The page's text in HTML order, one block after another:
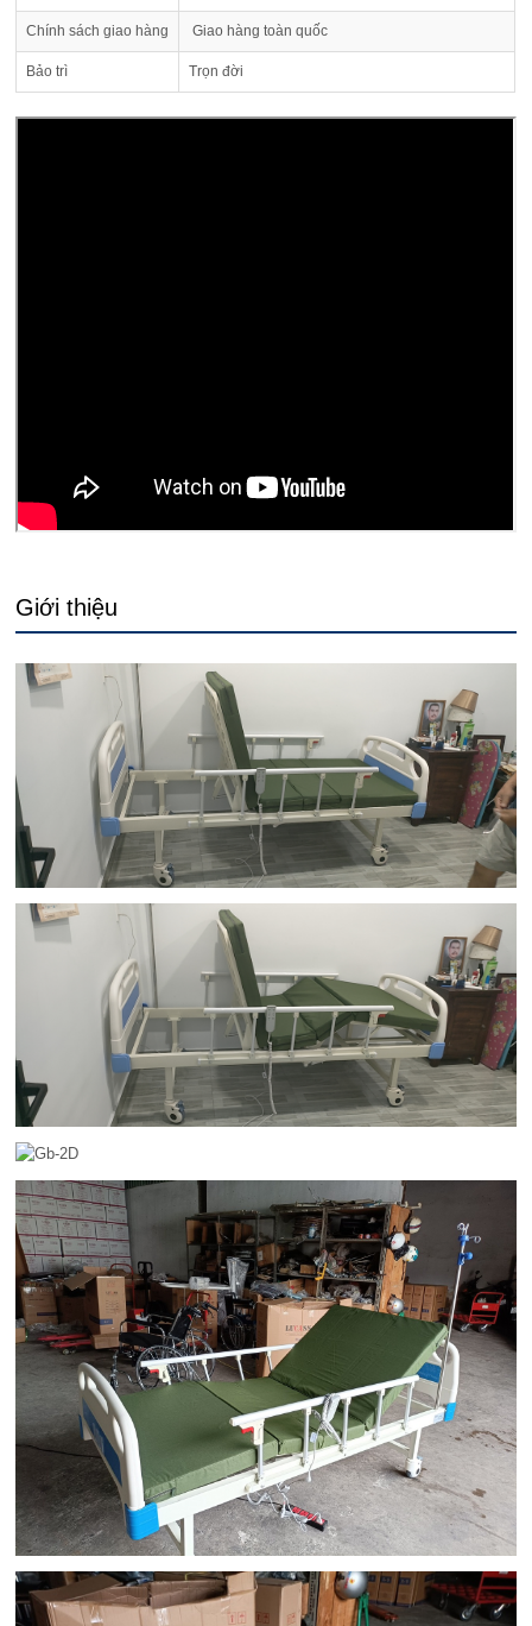
Chính sách giao hàng Giao hàng toàn quốc
Bảo trì Trọn đời
Giới thiệu